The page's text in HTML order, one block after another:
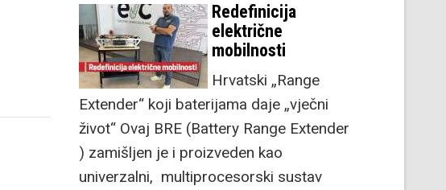
Redefinicija
električne
mobilnosti
Hrvatski „Range
Extender“ koji baterijama daje „vječni
život“ Ovaj BRE (Battery Range Extender
) zamišljen je i proizveden kao
univerzalni, multiprocesorski sustav